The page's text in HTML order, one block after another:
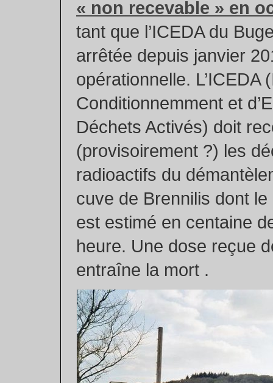
« non recevable » en
tant que l’ICEDA du
arrêtée depuis janvier
opérationnelle. L’ICEDA
Conditionnemment et
Déchets Activés) doit
(provisoirement ?) les
radioactifs du
cuve de Brennilis dont
est estimé en centaine
heure. Une dose reçue
entraîne la mort .